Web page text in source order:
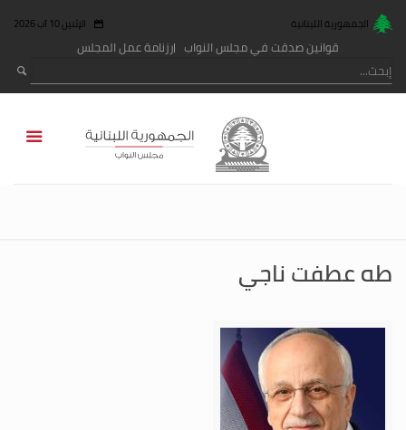
الجمهورية اللبنانية الإثنين 10 آب 2026
قوانين صدقت في مجلس النواب رزنامة عمل المجلس
طه عطفت ناجي